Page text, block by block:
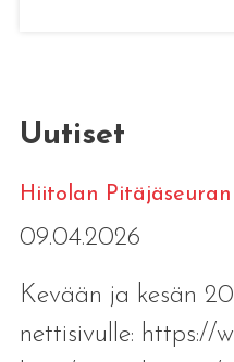
Uutiset
Hiitolan
09.04.2026
Kevään ja kesän
nettisivulle: https://